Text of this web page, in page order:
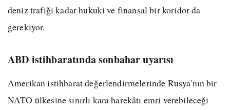
deniz trafiği kadar hukuki ve finansal bir koridor da
gerekiyor.
ABD istihbaratında sonbahar uyarısı
Amerikan istihbarat değerlendirmelerinde Rusya'nın bir
NATO ülkesine sınırlı kara harekâtı emri verebileceği